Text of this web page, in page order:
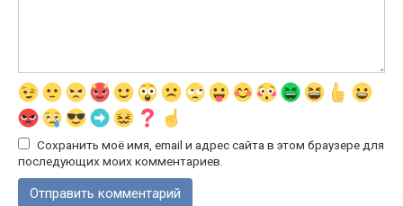
Сохранить моё имя, email и адрес сайта в этом браузере для
последующих моих комментариев.